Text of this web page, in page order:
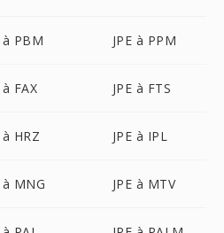
à PBM JPE à PPM
à FAX JPE à FTS
à HRZ JPE à IPL
à MNG JPE à MTV